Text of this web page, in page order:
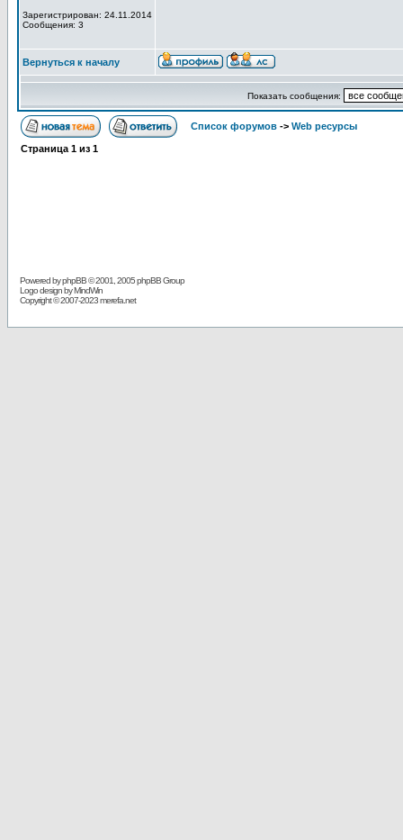
Зарегистрирован: 24.11.2014
Сообщения: 3
Вернуться к началу
Показать сообщения:
Список форумов -> Web ресурсы
Страница 1 из 1
Powered byphpBB© 2001, 2005 phpBB Group
Logo design by MindWin
Copyright © 2007-2023 merefa.net